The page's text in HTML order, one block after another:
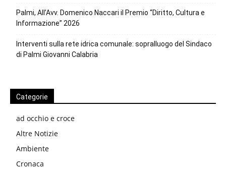
Palmi, All’Avv. Domenico Naccari il Premio “Diritto, Cultura e
Informazione” 2026
Interventi sulla rete idrica comunale: sopralluogo del Sindaco
di Palmi Giovanni Calabria
Categorie
ad occhio e croce
Altre Notizie
Ambiente
Cronaca